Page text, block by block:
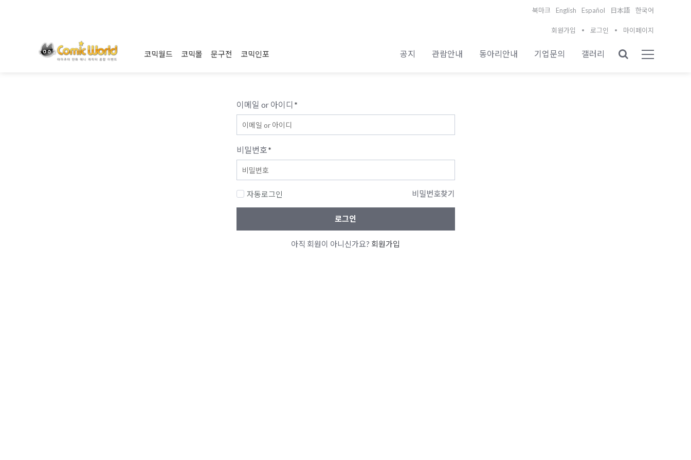
북마크 English Español 日本語 한국어
회원가입 로그인 마이페이지
코믹월드 코믹몰 문구전 코믹인포 공지 관람안내 동아리안내 기업문의 갤러리
이메일 or 아이디 *
비밀번호*
자동로그인 비밀번호찾기
로그인
아직 회원이 아니신가요? 회원가입